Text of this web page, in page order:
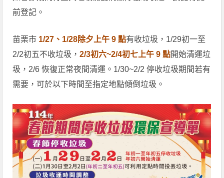
前登記。
苗栗市 1/27、1/28除夕上午 9 點有收垃圾，1/29初一至
2/2初五不收垃圾，2/3初六~2/4初七上午 9 點開始清運垃
圾，2/6 恢復正常夜間清運。1/30~2/2 停收垃圾期間若有
需要，可於以下時間至指定地點傾倒垃圾。